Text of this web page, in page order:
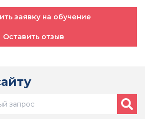
заявку на обучение
Оставить отзыв